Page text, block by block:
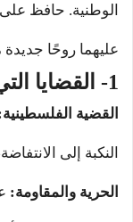
الوطنية. حافظ على
عليهما روحًا
1- القضايا التي تناولها:
القضية
النكبة إلى
الحرية والمقاومة: